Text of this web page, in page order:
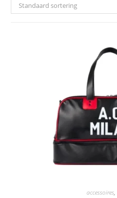
Standaard sortering
accessoires,